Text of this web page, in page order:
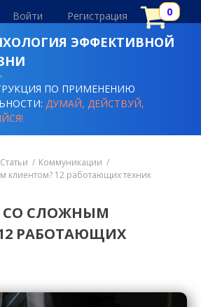
Войти Регистрация
ЭФФЕКТИВНОЙ
ПО ПРИМЕНЕНИЮ
ДУМАЙ, ДЕЙСТВУЙ,
Статьи
Коммуникации
клиентом? 12 работающих техник
СО СЛОЖНЫМ
РАБОТАЮЩИХ